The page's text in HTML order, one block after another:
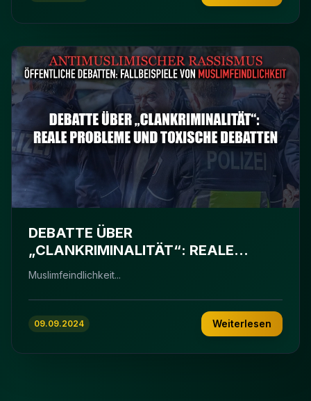
DEBATTE ÜBER
„CLANKRIMINALITÄT“: REALE
PROBLEME UND TOXISCHE
Muslimfeindlichkeit...
09.09.2024 Weiterlesen